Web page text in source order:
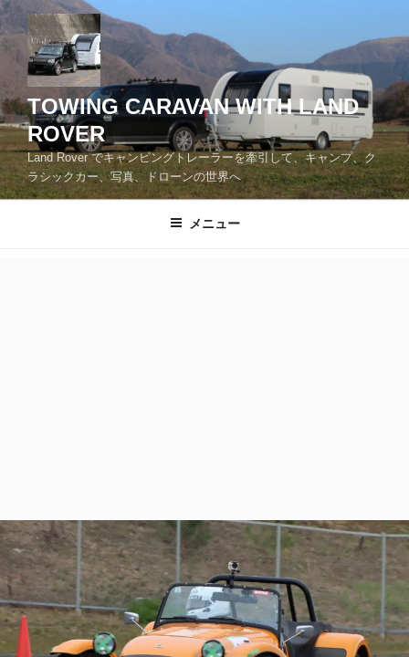
コ
ン
テ
ツ
へ
ス
キ
ッ
TOWING CARAVAN WITH LAND
ROVER
Land Rover でキャンピングトレーラーを牽引して、キャンプ、ク
ラシックカー、写真、ドローンの世界へ
メニュー